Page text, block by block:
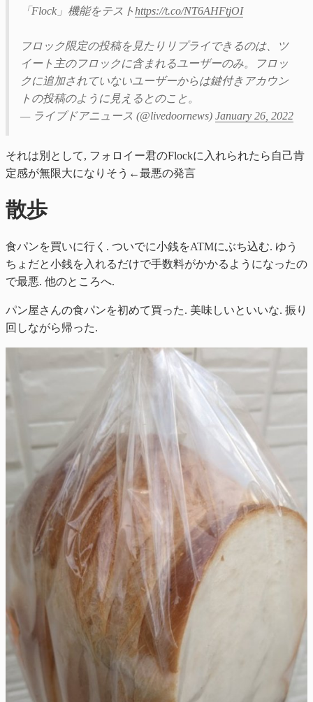
「Flock」機能をテストhttps://t.co/NT6AHFtjOI
フロック限定の投稿を見たりリプライできるのは、ツ
イート主のフロックに含まれるユーザーのみ。フロッ
クに追加されていないユーザーからは鍵付きアカウン
トの投稿のように見えるとのこと。
— ライブドアニュース (@livedoornews) January 26, 2022
それは別として, フォロイー君のFlockに入れられたら自己肯
定感が無限大になりそう←最悪の発言
散歩
食パンを買いに行く. ついでに小銭をATMにぶち込む. ゆう
ちょだと小銭を入れるだけで手数料がかかるようになったの
で最悪. 他のところへ.
パン屋さんの食パンを初めて買った. 美味しいといいな. 振り
回しながら帰った.